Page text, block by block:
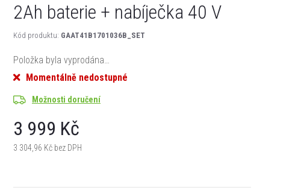
2Ah baterie + nabíječka 40 V
Kód produktu: GAAT41B1701036B_SET
Položka byla vyprodána…
Momentálně nedostupné
Možnosti doručení
3 999 Kč
3 304,96 Kč bez DPH